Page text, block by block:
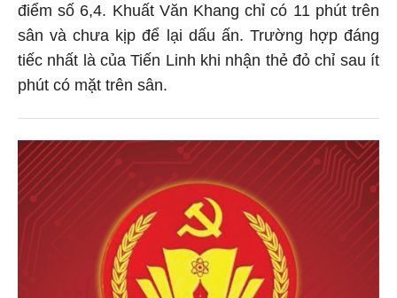
điểm số 6,4. Khuất Văn Khang chỉ có 11 phút trên
sân và chưa kịp để lại dấu ấn. Trường hợp đáng
tiếc nhất là của Tiến Linh khi nhận thẻ đỏ chỉ sau ít
phút có mặt trên sân.